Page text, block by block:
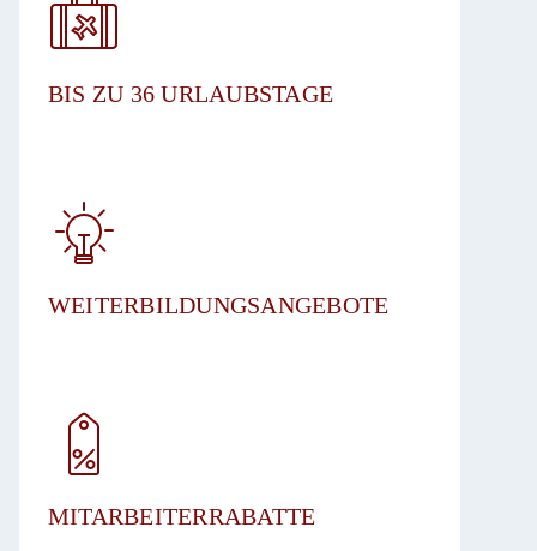
BIS ZU 36 URLAUBSTAGE​
WEITERBILDUNGSANGEBOTE
MITARBEITERRABATTE